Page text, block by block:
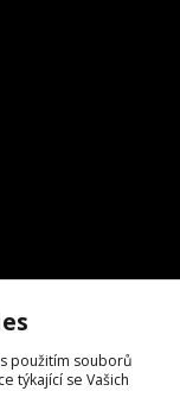
s použitím souborů
týkající se Vašich